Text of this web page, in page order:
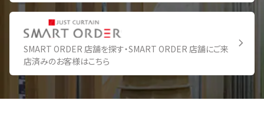
SMART ORDER 店舗を探す・SMART ORDER 店舗にご来
店済みのお客様はこちら